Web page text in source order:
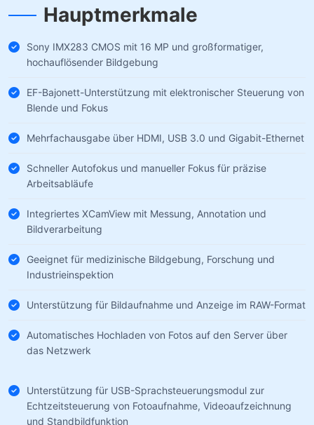
Hauptmerkmale
Sony IMX283 CMOS mit 16 MP und großformatiger,
hochauflösender Bildgebung
EF-Bajonett-Unterstützung mit elektronischer Steuerung von
Blende und Fokus
Mehrfachausgabe über HDMI, USB 3.0 und Gigabit-Ethernet
Schneller Autofokus und manueller Fokus für präzise
Arbeitsabläufe
Integriertes XCamView mit Messung, Annotation und
Bildverarbeitung
Geeignet für medizinische Bildgebung, Forschung und
Industrieinspektion
Unterstützung für Bildaufnahme und Anzeige im RAW-Format
Automatisches Hochladen von Fotos auf den Server über
das Netzwerk
Unterstützung für USB-Sprachsteuerungsmodul zur
Echtzeitsteuerung von Fotoaufnahme, Videoaufzeichnung
und Standbildfunktion